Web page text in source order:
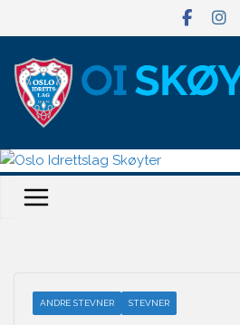
ANDRE STEVNER STEVNER